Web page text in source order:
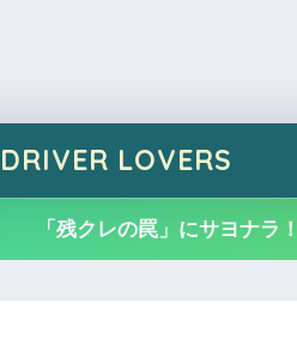
LOVERS
「残クレの罠」にサヨナ